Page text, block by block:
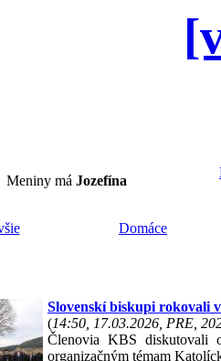
Meniny má Jozefína
Domáce
Slovenskí biskupi rokovali
(14:50, 17.03.2026, PRE,
Členovia KBS diskutovali
organizačným témam